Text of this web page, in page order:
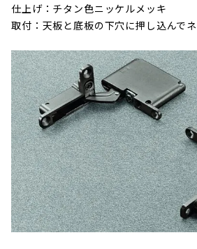
仕上げ：チタン色ニッケルメッキ
取付：天板と底板の下穴に押し込んで